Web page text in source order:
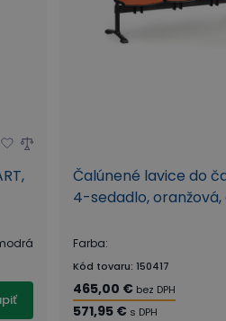
Čalúnené lavice do
4-sedadlo,
Farba:
Kód tovaru: 150417
465,00 € bez DPH
571,95 € s DPH